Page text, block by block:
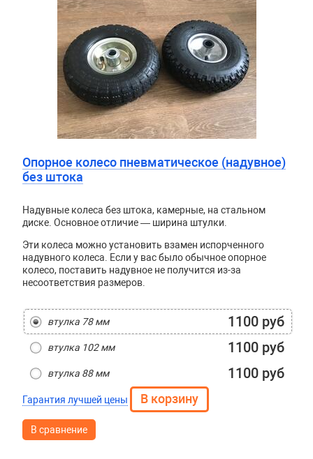
Опорное колесо пневматическое (надувное)
без штока
Надувные колеса без штока, камерные, на стальном
диске. Основное отличие — ширина штулки.
Эти колеса можно установить взамен испорченного
надувного колеса. Если у вас было обычное опорное
колесо, поставить надувное не получится из-за
несоответствия размеров.
втулка 78 мм 1100 руб
втулка 102 мм 1100 руб
втулка 88 мм 1100 руб
Гарантия лучшей цены
В сравнение